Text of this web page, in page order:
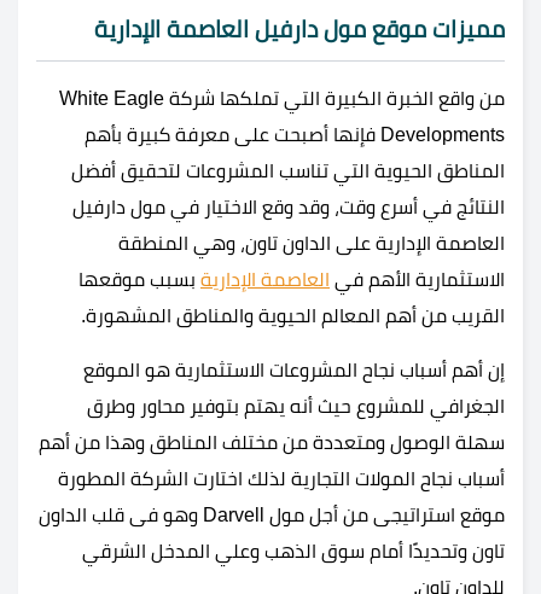
مميزات موقع مول دارفيل العاصمة الإدارية
من واقع الخبرة الكبيرة التي تملكها شركة White Eagle
Developments فإنها أصبحت على معرفة كبيرة بأهم
المناطق الحيوية التي تناسب المشروعات لتحقيق أفضل
النتائج في أسرع وقت، وقد وقع الاختيار في مول دارفيل
العاصمة الإدارية على الداون تاون، وهي المنطقة
الاستثمارية الأهم في العاصمة الإدارية بسبب موقعها
القريب من أهم المعالم الحيوية والمناطق المشهورة.
إن أهم أسباب نجاح المشروعات الاستثمارية هو الموقع
الجغرافي للمشروع حيث أنه يهتم بتوفير محاور وطرق
سهلة الوصول ومتعددة من مختلف المناطق وهذا من أهم
أسباب نجاح المولات التجارية لذلك اختارت الشركة المطورة
موقع استراتيجى من أجل مول Darvell وهو فى قلب الداون
تاون وتحديدًا أمام سوق الذهب وعلي المدخل الشرقي
للداون تاون.